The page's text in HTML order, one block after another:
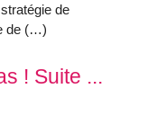
de
de (…)
! Suite ...